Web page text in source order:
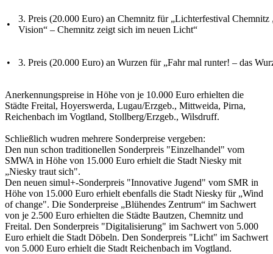
•
3. Preis (20.000 Euro) an Chemnitz für „Lichterfestival Chemnitz
Vision“ – Chemnitz zeigt sich im neuen Licht“
• 3. Preis (20.000 Euro) an Wurzen für „Fahr mal runter! – das
Anerkennungspreise in Höhe von je 10.000 Euro erhielten die
Städte Freital, Hoyerswerda, Lugau/Erzgeb., Mittweida, Pirna,
Reichenbach im Vogtland, Stollberg/Erzgeb., Wilsdruff.
Schließlich wudren mehrere Sonderpreise vergeben:
Den nun schon traditionellen Sonderpreis "Einzelhandel" vom
SMWA in Höhe von 15.000 Euro erhielt die Stadt Niesky mit
„Niesky traut sich".
Den neuen simul+-Sonderpreis "Innovative Jugend" vom SMR in
Höhe von 15.000 Euro erhielt ebenfalls die Stadt Niesky für „Wind
of change". Die Sonderpreise „Blühendes Zentrum“ im Sachwert
von je 2.500 Euro erhielten die Städte Bautzen, Chemnitz und
Freital. Den Sonderpreis "Digitalisierung" im Sachwert von 5.000
Euro erhielt die Stadt Döbeln. Den Sonderpreis "Licht" im Sachwert
von 5.000 Euro erhielt die Stadt Reichenbach im Vogtland.